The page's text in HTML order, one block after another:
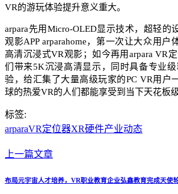
VR的游玩体验提升意义重大。
arpara先用Micro-OLED显示技术，超轻的
观影APP arparahome，第一次让大众用户
高清沉浸式VR观影；如今再用arpara VR
们带来5K沉浸高清显示，同时具备专业
验，给汇集了大量高级玩家的PC VR用户
球的热爱VR的人们都能享受到当下天花板
标签:
arparaVR定位器XR硬件产业动态
上一篇文章
布局元宇宙人才培养，VR职业教育企业弘鑫教育完成天使